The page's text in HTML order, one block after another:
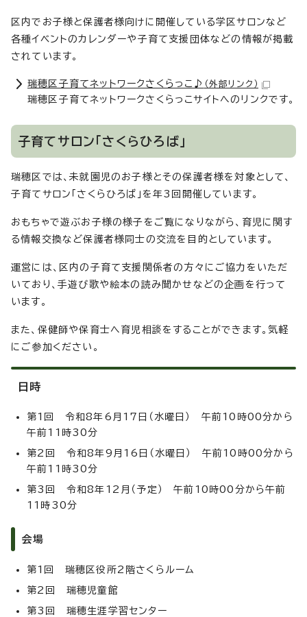
区内でお子様と保護者様向けに開催している学区サロンなど
各種イベントのカレンダーや子育て支援団体などの情報が掲載
されています。
瑞穂区子育てネットワークさくらっこ♪ （外部リンク）
瑞穂区子育てネットワークさくらっこサイトへのリンクです。
子育てサロン「さくらひろば」
瑞穂区では、未就園児のお子様とその保護者様を対象として、
子育てサロン「さくらひろば」を年3回開催しています。
おもちゃで遊ぶお子様の様子をご覧になりながら、育児に関す
る情報交換など保護者様同士の交流を目的としています。
運営には、区内の子育て支援関係者の方々にご協力をいただ
いており、手遊び歌や絵本の読み聞かせなどの企画を行って
います。
また、保健師や保育士へ育児相談をすることができます。気軽
にご参加ください。
日時
第1回 令和8年6月17日（水曜日） 午前10時00分から
午前11時30分
第2回 令和8年9月16日（水曜日） 午前10時00分から
午前11時30分
第3回 令和8年12月（予定） 午前10時00分から午前
11時30分
会場
第1回 瑞穂区役所2階さくらルーム
第2回 瑞穂児童館
第3回 瑞穂生涯学習センター